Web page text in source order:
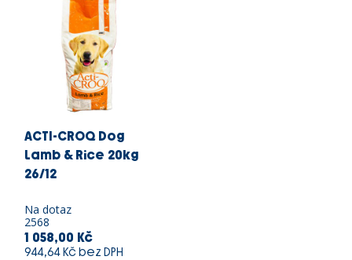
ACTI-CROQ Dog
Lamb & Rice 20kg
26/12
Na dotaz
2568
1 058,00 Kč
944,64 Kč bez DPH